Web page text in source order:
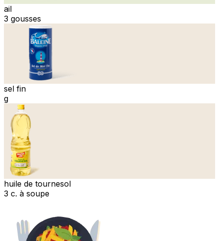
ail
3 gousses
sel fin
g
huile de tournesol
3 c. à soupe